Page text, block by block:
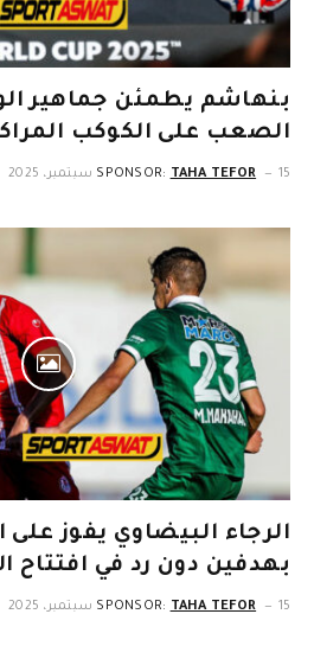
بنهاشم يطمئن جماهير
الصعب على الكوكب
SPONSOR: TAHA TEFOR 15 سبتمبر، 2025
الرجاء البيضاوي يفوز على
بهدفين دون رد في افتتاح
SPONSOR: TAHA TEFOR 15 سبتمبر، 2025